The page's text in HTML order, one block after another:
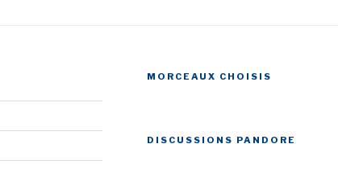
MORCEAUX CHOISIS
DISCUSSIONS PANDORE